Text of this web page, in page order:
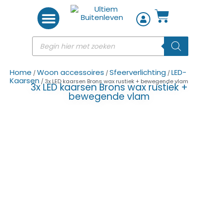
Home /Woon accessoires /Sfeerverlichting /LED-
Kaarsen / 3x LED kaarsen Brons wax rustiek + bewegende vlam
3x LED kaarsen Brons wax rustiek +
bewegende vlam